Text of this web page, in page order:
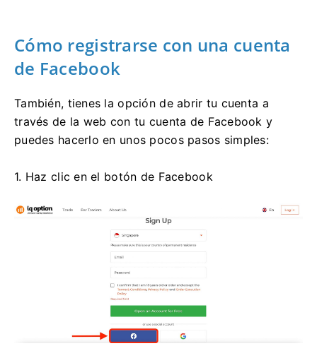
Cómo registrarse con una cuenta
de Facebook
También, tienes la opción de abrir tu cuenta a
través de la web con tu cuenta de Facebook y
puedes hacerlo en unos pocos pasos simples:
1. Haz clic en el botón de Facebook